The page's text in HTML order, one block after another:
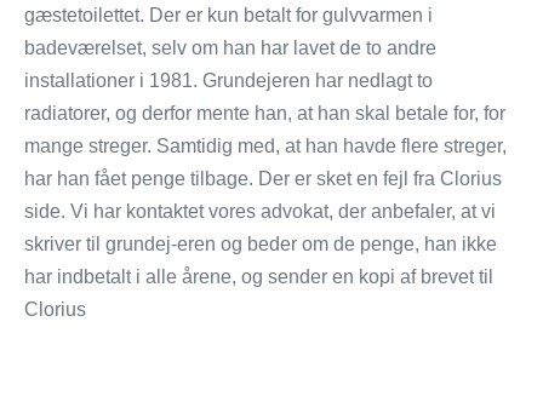
gæstetoilettet. Der er kun betalt for gulvvarmen i
badeværelset, selv om han har lavet de to andre
installationer i 1981. Grundejeren har nedlagt to
radiatorer, og derfor mente han, at han skal betale for, for
mange streger. Samtidig med, at han havde flere streger,
har han fået penge tilbage. Der er sket en fejl fra Clorius
side. Vi har kontaktet vores advokat, der anbefaler, at vi
skriver til grundej-eren og beder om de penge, han ikke
har indbetalt i alle årene, og sender en kopi af brevet til
Clorius